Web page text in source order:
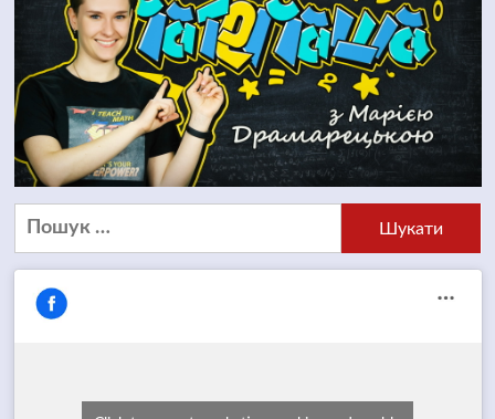
Пошук: